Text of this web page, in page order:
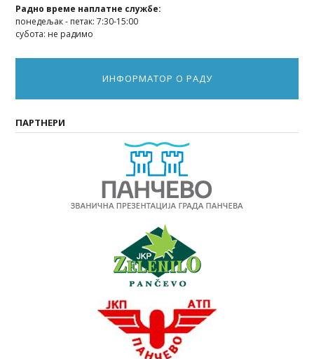
Радно време наплатне службе:
понедељак - петак: 7:30-15:00
субота: не радимо
ИНФОРМАТОР О РАДУ
ПАРТНЕРИ